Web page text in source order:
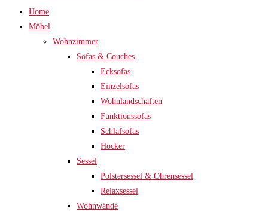
Home
Möbel
Wohnzimmer
Sofas & Couches
Ecksofas
Einzelsofas
Wohnlandschaften
Funktionssofas
Schlafsofas
Hocker
Sessel
Polstersessel & Ohrensessel
Relaxsessel
Wohnwände